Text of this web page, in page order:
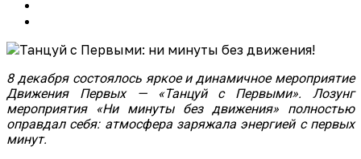
8 декабря состоялось яркое и динамичное мероприятие
Движения Первых — «Танцуй с Первыми». Лозунг
мероприятия «Ни минуты без движения» полностью
оправдал себя: атмосфера заряжала энергией с первых
минут.